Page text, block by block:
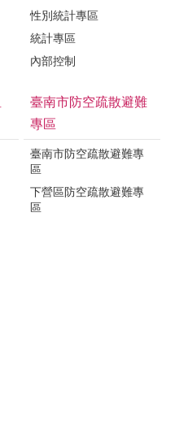
性別統計專區
統計專區
內部控制
臺南市防空疏散避難
專區
臺南市防空疏散避難專
區
下營區防空疏散避難專
區